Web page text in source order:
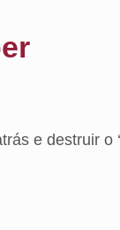
e destruir o